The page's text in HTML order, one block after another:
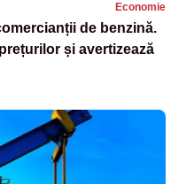
Economie
de benzină.
și avertizează